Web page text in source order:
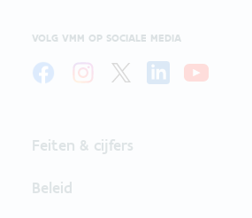
VOLG VMM OP SOCIALE MEDIA
Feiten & cijfers
Beleid